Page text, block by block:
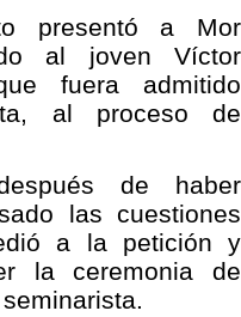
presentó a Mor
al joven Víctor
fuera admitido
al proceso de
de haber
las cuestiones
a la petición y
la ceremonia de